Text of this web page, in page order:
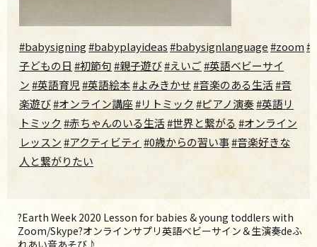
#babysigning#babyplayideas#babysignlanguage#zoom
子どもの日 #初節句#親子遊び#えいご#英語ベビーサイ
ン#英語育児#英語絵本#よみきかせ#音楽のある生活#音
楽遊び#オンライン講座#リトミック #ピアノ演奏#英語リ
トミック #赤ちゃんのいる生活#世界と繋がる #オンライン
レッスン#アクティビティ #0歳からの習い事#音楽好きな
人と繋がりたい
?Earth Week 2020 Lesson for babies & young toddlers with
Zoom/Skype?オンラインサプリ英語ベビーサイン＆生演奏deふ